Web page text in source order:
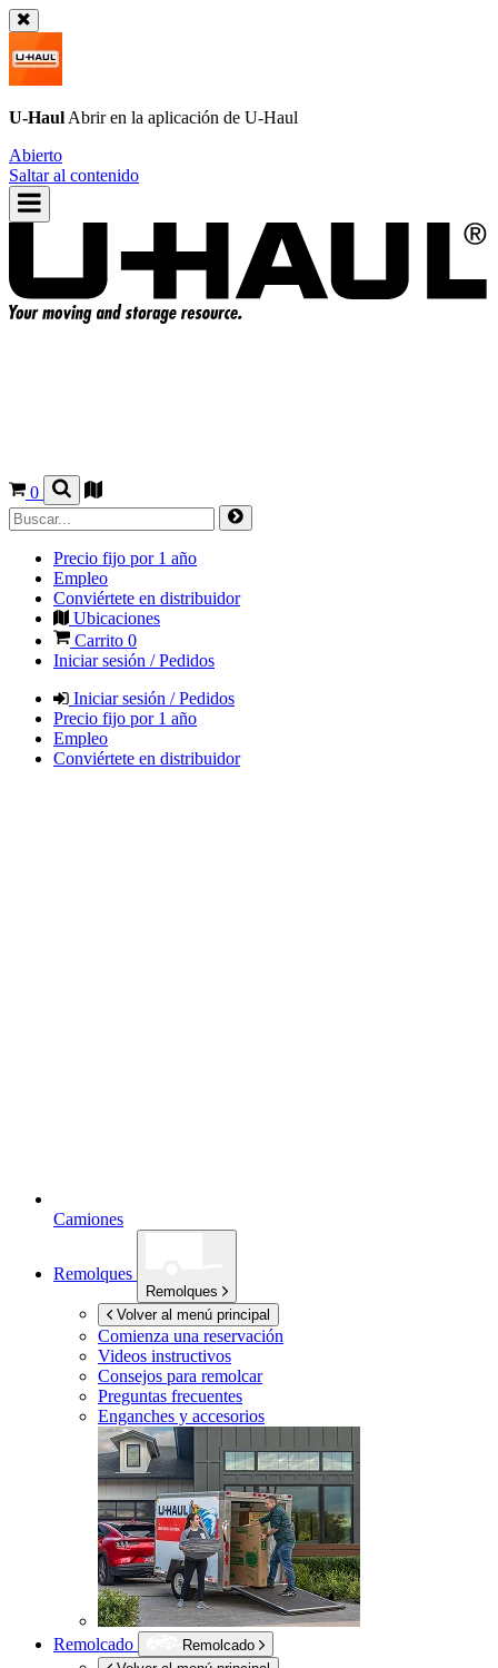
U-Haul Abrir en la aplicación de U-Haul
Abierto
Saltar al contenido
0
Precio fijo por 1 año
Empleo
Conviértete en distribuidor
Ubicaciones
Carrito 0
Iniciar sesión / Pedidos
Iniciar sesión / Pedidos
Precio fijo por 1 año
Empleo
Conviértete en distribuidor
Camiones
Remolques
Remolques
Volver al menú principal
Comienza una reservación
Videos instructivos
Consejos para remolcar
Preguntas frecuentes
Enganches y accesorios
Remolcado
Remolcado